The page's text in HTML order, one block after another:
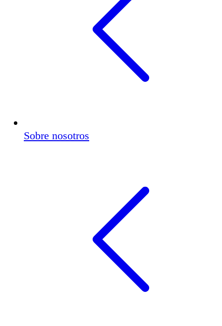
Sobre nosotros